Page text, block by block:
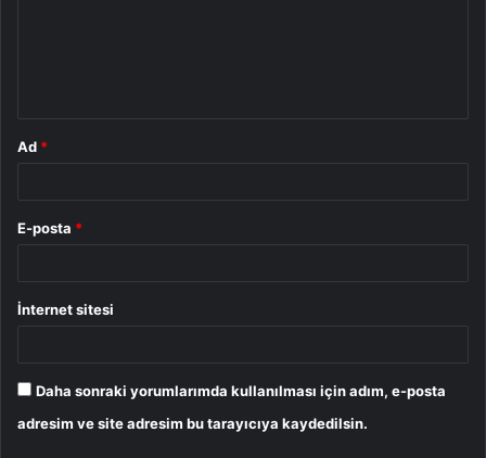
Ad *
E-posta *
İnternet sitesi
Daha sonraki yorumlarımda kullanılması için adım, e-posta
adresim ve site adresim bu tarayıcıya kaydedilsin.